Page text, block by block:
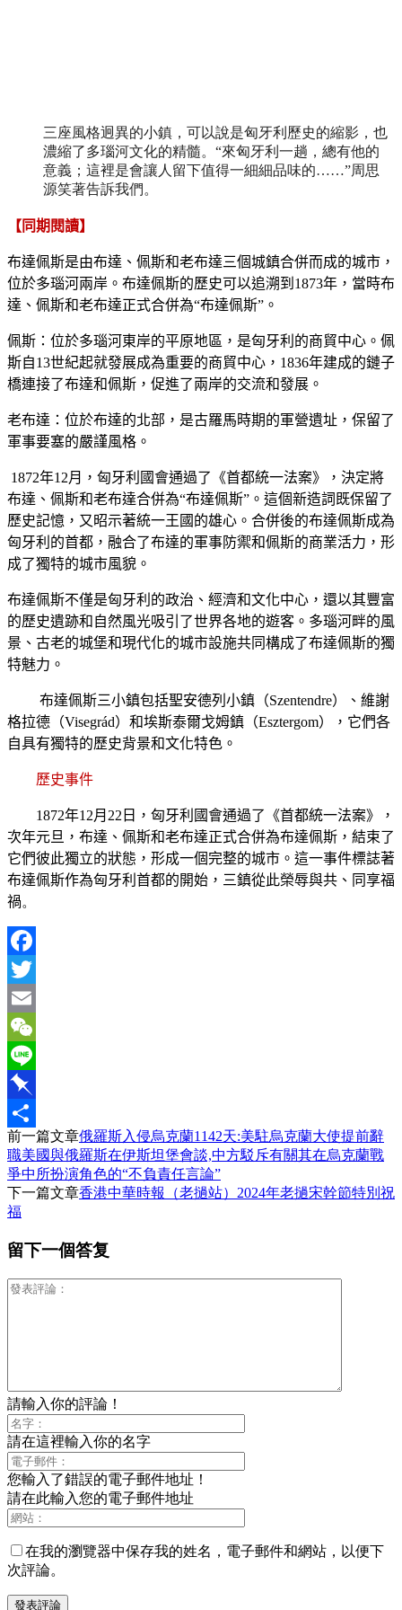
三座風格迥異的小鎮，可以說是匈牙利歷史的縮影，也
濃縮了多瑙河文化的精髓。“來匈牙利一趟，總有他的
意義；這裡是會讓人留下值得一細細品味的……”周思
源笑著告訴我們。
【同期閱讀】
布達佩斯是由布達、佩斯和老布達三個城鎮合併而成的城市，
位於多瑙河兩岸。布達佩斯的歷史可以追溯到 1873年，當時布
達、佩斯和老布達正式合併為“布達佩斯” 。
佩斯 ：位於多瑙河東岸的平原地區，是匈牙利的商貿中心。佩
斯自13世紀起就發展成為重要的商貿中心， 1836年建成的鏈子
橋連接了布達和佩斯，促進了兩岸的交流和發展 。
老布達 ：位於布達的北部，是古羅馬時期的軍營遺址，保留了
軍事要塞的嚴謹風格 。
1872年12月，匈牙利國會通過了《首都統一法案》，決定將
布達、佩斯和老布達合併為“布達佩斯”。這個新造詞既保留了
歷史記憶，又昭示著統一王國的雄心。合併後的布達佩斯成為
匈牙利的首都，融合了布達的軍事防禦和佩斯的商業活力，形
成了獨特的城市風貌 。
布達佩斯不僅是匈牙利的政治、經濟和文化中心，還以其豐富
的歷史遺跡和自然風光吸引了世界各地的遊客。多瑙河畔的風
景、古老的城堡和現代化的城市設施共同構成了布達佩斯的獨
特魅力 。
布達佩斯三小鎮包括聖安德列小鎮（Szentendre）、維謝
格拉德（Visegrád）和埃斯泰爾戈姆鎮（Esztergom），它們各
自具有獨特的歷史背景和文化特色。
歷史事件
1872年12月 22 日，匈牙利國會通過了《首都統一法案》，
次年元旦，布達、佩斯和老布達正式合併為布達佩斯，結束了
它們彼此獨立的狀態，形成一個完整的城市 。這一事件標誌著
布達佩斯作為匈牙利首都的開始，三鎮從此榮辱與共、同享福
禍。
Facebook
Twitter
Email
WeChat
Line
Pinboard
分
享
前一篇文章俄羅斯入侵烏克蘭1142天:美駐烏克蘭大使提前辭
職美國與俄羅斯在伊斯坦堡會談,中方駁斥有關其在烏克蘭戰
爭中所扮演角色的“不負責任言論”
下一篇文章香港中華時報（老撾站）2024年老撾宋幹節特別祝
福
留下一個答复
請輸入你的評論！
請在這裡輸入你的名字
您輸入了錯誤的電子郵件地址！
請在此輸入您的電子郵件地址
在我的瀏覽器中保存我的姓名，電子郵件和網站，以便下
次評論。